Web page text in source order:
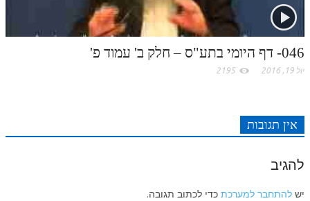
046- דף היומי בתע"ס – חלק ב' עמוד פ'
יול 19, 2016 2195
אין תגובות
להגיב
יש להתחבר למערכת כדי לכתוב תגובה.